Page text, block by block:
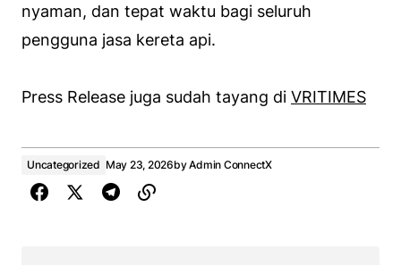
nyaman, dan tepat waktu bagi seluruh
pengguna jasa kereta api.
Press Release juga sudah tayang di VRITIMES
Uncategorized May 23, 2026byAdmin ConnectX